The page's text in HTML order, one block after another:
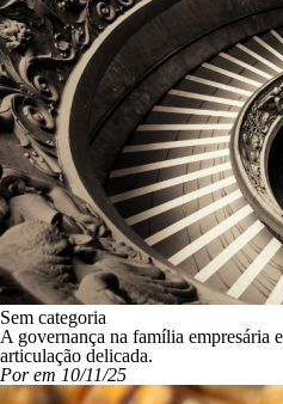
Sem categoria
A governança na família empresária
articulação delicada.
Por em 10/11/25